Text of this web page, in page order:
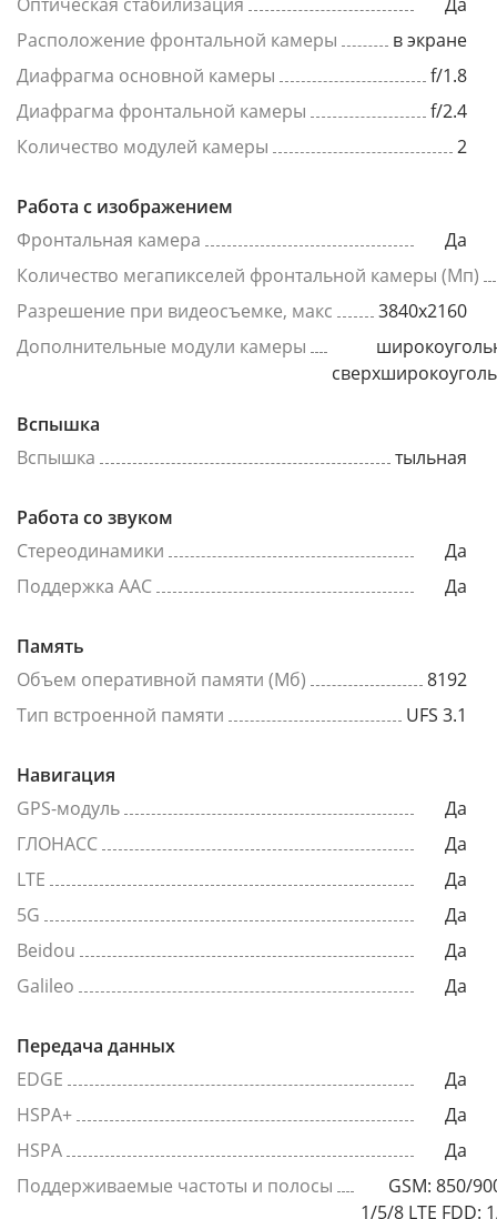
Расположение фронтальной камеры
в экране
Диафрагма основной камеры
f/1.8
Диафрагма фронтальной камеры
f/2.4
Количество модулей камеры
2
Работа с изображением
Фронтальная камера
Да
Количество мегапикселей фронтальной камеры (Мп)
Разрешение при видеосъемке, макс
3840x2160
Дополнительные модули камеры
Вспышка
Вспышка
тыльная
Работа со звуком
Стереодинамики
Да
Поддержка AAC
Да
Память
Объем оперативной памяти (Мб)
8192
Тип встроенной памяти
UFS 3.1
Навигация
GPS-модуль
Да
ГЛОНАСС
Да
LTE
Да
5G
Да
Beidou
Да
Galileo
Да
Передача данных
EDGE
Да
HSPA+
Да
HSPA
Да
Поддерживаемые частоты и полосы
GSM: 850/
1/5/8 LTE FDD: